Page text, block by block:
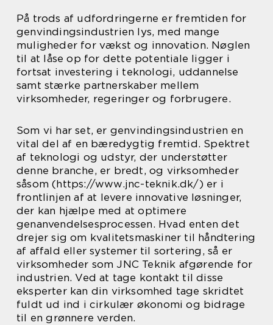
På trods af udfordringerne er fremtiden for
genvindingsindustrien lys, med mange
muligheder for vækst og innovation. Nøglen
til at låse op for dette potentiale ligger i
fortsat investering i teknologi, uddannelse
samt stærke partnerskaber mellem
virksomheder, regeringer og forbrugere.
Som vi har set, er genvindingsindustrien en
vital del af en bæredygtig fremtid. Spektret
af teknologi og udstyr, der understøtter
denne branche, er bredt, og virksomheder
såsom (https://www.jnc-teknik.dk/) er i
frontlinjen af at levere innovative løsninger,
der kan hjælpe med at optimere
genanvendelsesprocessen. Hvad enten det
drejer sig om kvalitetsmaskiner til håndtering
af affald eller systemer til sortering, så er
virksomheder som JNC Teknik afgørende for
industrien. Ved at tage kontakt til disse
eksperter kan din virksomhed tage skridtet
fuldt ud ind i cirkulær økonomi og bidrage
til en grønnere verden.